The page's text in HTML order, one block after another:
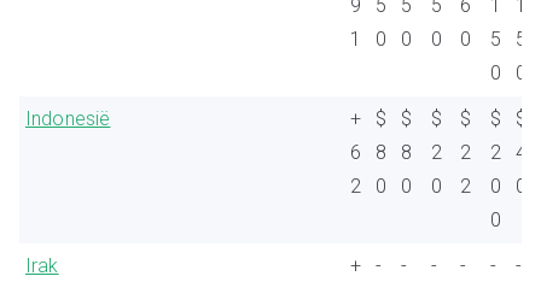
9
1
5
0
5
0
5
0
6
0
1
5
0
1
5
0
Indonesië
+
6
2
$
8
0
$
8
0
$
2
0
$
2
2
$
2
0
0
$
4
0
Irak
+
- - - - - -